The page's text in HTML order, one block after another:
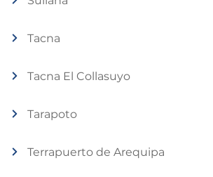
Tacna
Tacna El Collasuyo
Tarapoto
Terrapuerto de Arequipa